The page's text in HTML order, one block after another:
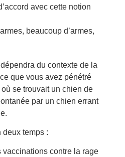
avec cette notion
beaucoup d’armes,
du contexte de la
que vous avez pénétré
se trouvait un chien de
par un chien errant
deux temps :
vaccinations contre la rage